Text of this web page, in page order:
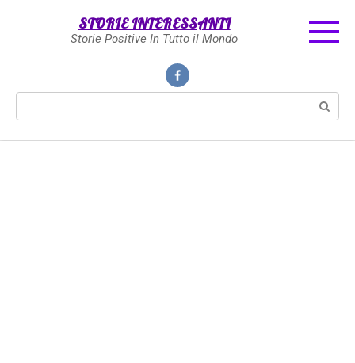
STORIE INTERESSANTI
Storie Positive In Tutto il Mondo